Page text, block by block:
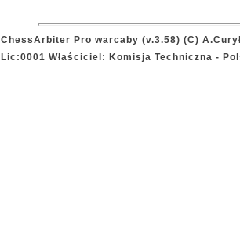
ChessArbiter Pro warcaby (v.3.58) (C)
Lic:0001 Właściciel: Komisja Techniczna -